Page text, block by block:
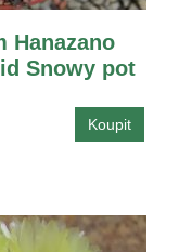
Hanazano
Snowy pot